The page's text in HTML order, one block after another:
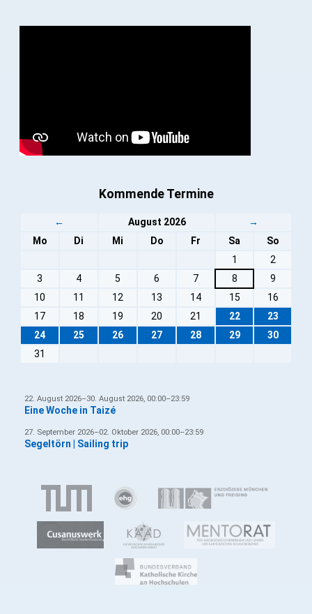
Kommende Termine
← August 2026
→
Mo
Di Mi Do Fr Sa
So
1
2
3
4 5 6 7 8
9
10
11 12 13 14 15
16
17
18 19 20 21 22
23
24
25 26 27 28 29
30
31
22. August 2026–30. August 2026, 00:00–23:59
Eine Woche in Taizé
27. September 2026–02. Oktober 2026, 00:00–23:59
Segeltörn | Sailing trip